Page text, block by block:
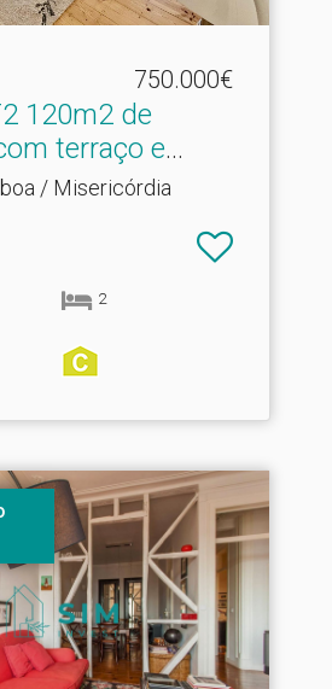
750.000€
120m2 de
terraço e
/ Misericórdia
2